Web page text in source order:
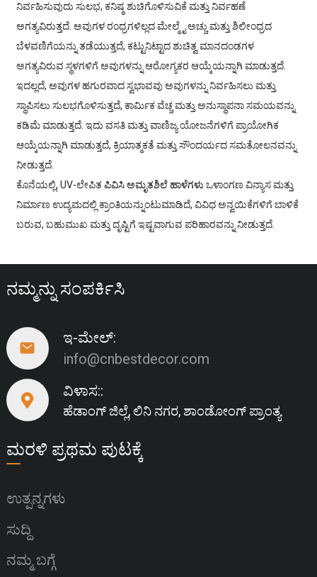
ನಿರ್ವಹಿಸುವುದು ಸುಲಭ, ಕನಿಷ್ಠ ಶುಚಿಗೊಳಿಸುವಿಕೆ ಮತ್ತು ನಿರ್ವಹಣೆ
ಅಗತ್ಯವಿರುತ್ತದೆ. ಅವುಗಳ ರಂಧ್ರಗಳಿಲ್ಲದ ಮೇಲ್ಮೈ ಅಚ್ಚು ಮತ್ತು ಶಿಲೀಂಧ್ರದ
ಬೆಳವಣಿಗೆಯನ್ನು ತಡೆಯುತ್ತದೆ, ಕಟ್ಟುನಿಟ್ಟಾದ ಶುಚಿತ್ವ ಮಾನದಂಡಗಳ
ಅಗತ್ಯವಿರುವ ಸ್ಥಳಗಳಿಗೆ ಅವುಗಳನ್ನು ಆರೋಗ್ಯಕರ ಆಯ್ಕೆಯನ್ನಾಗಿ ಮಾಡುತ್ತದೆ.
ಇದಲ್ಲದೆ, ಅವುಗಳ ಹಗುರವಾದ ಸ್ವಭಾವವು ಅವುಗಳನ್ನು ನಿರ್ವಹಿಸಲು ಮತ್ತು
ಸ್ಥಾಪಿಸಲು ಸುಲಭಗೊಳಿಸುತ್ತದೆ, ಕಾರ್ಮಿಕ ವೆಚ್ಚ ಮತ್ತು ಅನುಸ್ಥಾಪನಾ ಸಮಯವನ್ನು
ಕಡಿಮೆ ಮಾಡುತ್ತದೆ. ಇದು ವಸತಿ ಮತ್ತು ವಾಣಿಜ್ಯ ಯೋಜನೆಗಳಿಗೆ ಪ್ರಾಯೋಗಿಕ
ಆಯ್ಕೆಯನ್ನಾಗಿ ಮಾಡುತ್ತದೆ, ಕ್ರಿಯಾತ್ಮಕತೆ ಮತ್ತು ಸೌಂದರ್ಯದ ಸಮತೋಲನವನ್ನು
ನೀಡುತ್ತದೆ.
ಕೊನೆಯಲ್ಲಿ, UV-ಲೇಪಿತ ಪಿವಿಸಿ ಅಮೃತಶಿಲೆ ಹಾಳೆಗಳು ಒಳಾಂಗಣ ವಿನ್ಯಾಸ ಮತ್ತು
ನಿರ್ಮಾಣ ಉದ್ಯಮದಲ್ಲಿ ಕ್ರಾಂತಿಯನ್ನುಂಟುಮಾಡಿದೆ, ವಿವಿಧ ಅನ್ವಯಿಕೆಗಳಿಗೆ ಬಾಳಿಕೆ
ಬರುವ, ಬಹುಮುಖ ಮತ್ತು ದೃಷ್ಟಿಗೆ ಇಷ್ಟವಾಗುವ ಪರಿಹಾರವನ್ನು ನೀಡುತ್ತದೆ.
ನಮ್ಮನ್ನು ಸಂಪರ್ಕಿಸಿ
ಇ-ಮೇಲ್:
info@cnbestdecor.com
ವಿಳಾಸ::
ಹೆಡಾಂಗ್ ಜಿಲ್ಲೆ, ಲಿನಿ ನಗರ, ಶಾಂಡೋಂಗ್ ಪ್ರಾಂತ್ಯ
ಮರಳಿ ಪ್ರಥಮ ಪುಟಕ್ಕೆ
ಉತ್ಪನ್ನಗಳು
ಸುದ್ದಿ
ನಮ್ಮ ಬಗ್ಗೆ